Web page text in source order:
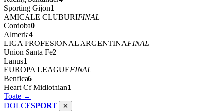
Sporting Gijon1
AMICALE CLUBURIFINAL
Cordoba0
Almeria4
LIGA PROFESIONAL ARGENTINAFINAL
Union Santa Fe2
Lanus1
EUROPA LEAGUEFINAL
Benfica6
Heart Of Midlothian1
Toate →
DOLCESPORT ✕